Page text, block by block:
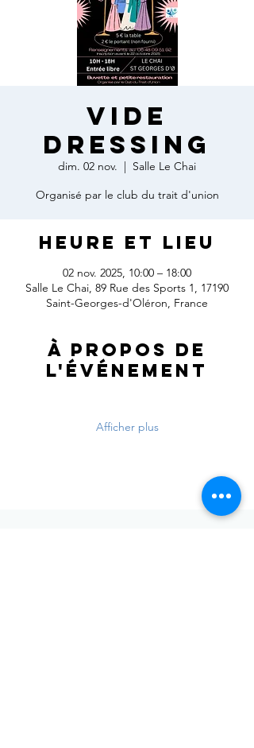
Vide
Dressing
dim. 02 nov.
  |
Salle Le Chai
Organisé par le club du trait d'union
Heure et lieu
02 nov. 2025, 10:00 – 18:00
Salle Le Chai, 89 Rue des Sports 1, 17190
Saint-Georges-d'Oléron, France
À propos de
l'événement
Afficher plus